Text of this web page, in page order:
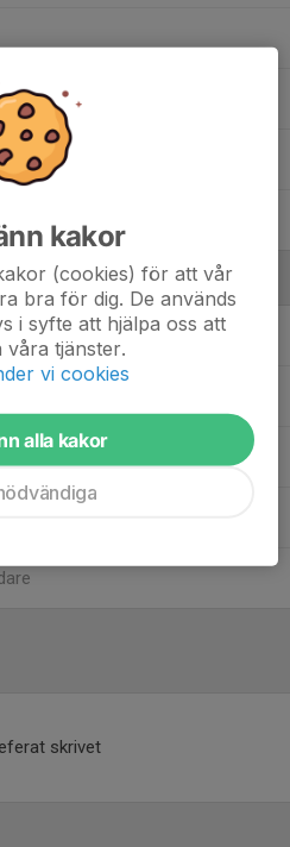
skrivet
kakor
(cookies) för att vår
bra för dig. De används
i syfte att hjälpa oss att
tjänster.
vi cookies
alla kakor